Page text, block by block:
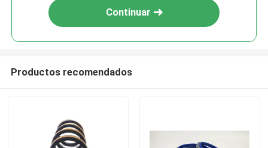
Continuar
Productos recomendados